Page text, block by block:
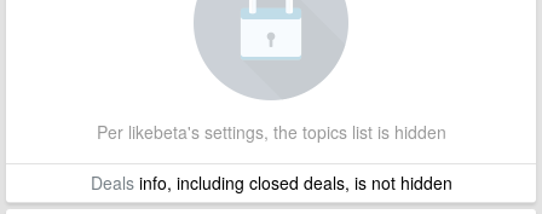
Per likebeta's settings, the topics list is hidden
Dealsinfo, including closed deals, is not hidden